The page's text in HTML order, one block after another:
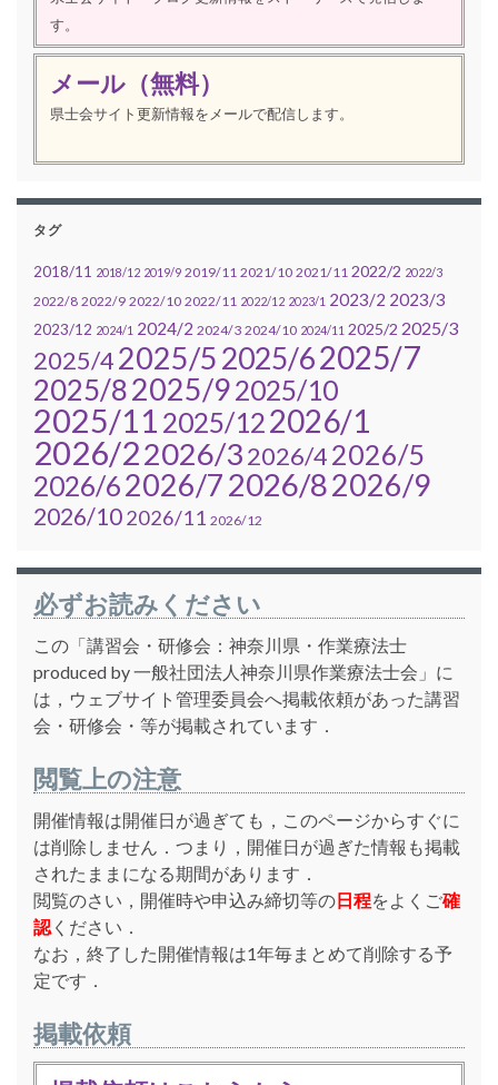
す。
メール（無料）
県士会サイト更新情報をメールで配信します。
タグ
2018/11 2018/12 2019/9 2019/11 2021/10 2021/11 2022/2 2022/3
2022/8 2022/9 2022/10 2022/11 2022/12 2023/1 2023/2 2023/3
2023/12 2024/1 2024/2 2024/3 2024/10 2024/11 2025/2 2025/3
2025/42025/52025/62025/7
2025/82025/92025/10
2025/11 2025/122026/1
2026/22026/32026/42026/5
2026/62026/72026/82026/9
2026/102026/11 2026/12
必ずお読みください
この「講習会・研修会：神奈川県・作業療法士
produced by 一般社団法人神奈川県作業療法士会」に
は，ウェブサイト管理委員会へ掲載依頼があった講習
会・研修会・等が掲載されています．
閲覧上の注意
開催情報は開催日が過ぎても，このページからすぐに
は削除しません．つまり，開催日が過ぎた情報も掲載
されたままになる期間があります．
閲覧のさい，開催時や申込み締切等の日程をよくご確
認 ください．
なお，終了した開催情報は1年毎まとめて削除する予
定です．
掲載依頼